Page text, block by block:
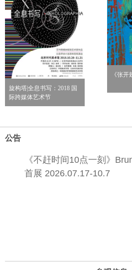
旋构塔|全息书写：2018 国
际跨媒体艺术节
《张开
公告
《不赶时间10点一刻》
首展 2026.07.17-10.7